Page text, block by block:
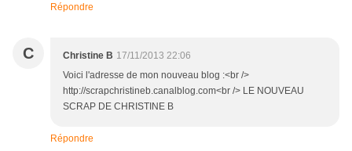
Répondre
C Christine B 17/11/2013 22:06
Voici l'adresse de mon nouveau blog :<br />
http://scrapchristineb.canalblog.com<br /> LE NOUVEAU
SCRAP DE CHRISTINE B
Répondre